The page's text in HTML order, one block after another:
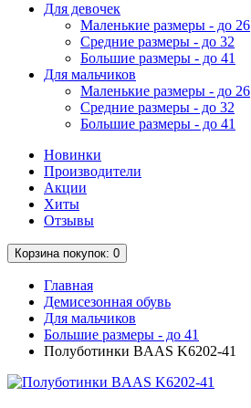
Для девочек
Маленькие размеры - до 26
Средние размеры - до 32
Большие размеры - до 41
Для мальчиков
Маленькие размеры - до 26
Средние размеры - до 32
Большие размеры - до 41
Новинки
Производители
Акции
Хиты
Отзывы
Корзинапокупок: 0
Главная
Демисезонная обувь
Для мальчиков
Большие размеры - до 41
Полуботинки BAAS K6202-41